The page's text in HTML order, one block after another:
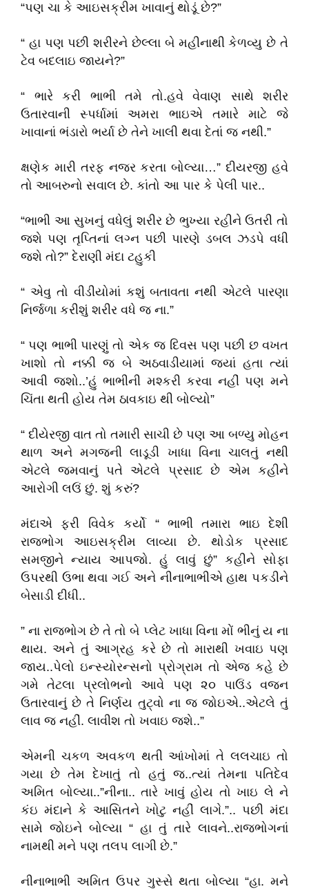
“પણ ચા કે આઇસક્રીમ ખાવાનું થોડૂં છે?”
“ હા પણ પછી શરીરને છેલ્લા બે મહીનાથી કેળવ્યુ છે તે
ટેવ બદલાઇ જાયને?”
“ ભારે કરી ભાભી તમે તો.હવે વેવાણ સાથે શરીર
ઉતારવાની સ્પર્ધામાં અમરા ભાઇએ તમારે માટે જે
ખાવાનાં ભંડારો ભર્યા છે તેને ખાલી થવા દેતાં જ નથી.”
ક્ષણેક મારી તરફ નજર કરતા બોલ્યા…” દીયરજી હવે
તો આબરુનો સવાલ છે. કાંતો આ પાર કે પેલી પાર..
“ભાભી આ સુખનું વધેલું શરીર છે ભુખ્યા રહીને ઉતરી તો
જશે પણ તૃપ્તિનાં લગ્ન પછી પારણે ડબલ ઝડપે વધી
જશે તો?” દેરાણી મંદા ટહુકી
“ એવુ તો વીડીયોમાં કશું બતાવતા નથી એટલે પારણા
નિર્જળા કરીશું શરીર વધે જ ના.”
“ પણ ભાભી પારણું તો એક જ દિવસ પણ પછી છ વખત
ખાશો તો નક્કી જ બે અઠવાડીયામાં જ્યાં હતા ત્યાં
આવી જશો..’હું ભાભીની મશ્કરી કરવા નહીં પણ મને
ચિંતા થતી હોય તેમ ઠાવકાઇ થી બોલ્યો”
“ દીયેરજી વાત તો તમારી સાચી છે પણ આ બળ્યુ મોહન
થાળ અને મગજની લાડૂડી ખાધા વિના ચાલતું નથી
એટલે જમવાનું પતે એટલે પ્રસાદ છે એમ કહીને
આરોગી લઉં છું. શું કરું?
મંદાએ ફરી વિવેક કર્યો “ ભાભી તમારા ભાઇ દેશી
રાજભોગ આઇસક્રીમ લાવ્યા છે. થોડોક પ્રસાદ
સમજીને ન્યાય આપજો. હું લાવું છું” કહીને સોફા
ઉપરથી ઉભા થવા ગઈ અને નીનાભાભીએ હાથ પકડીને
બેસાડી દીધી..
” ના રાજભોગ છે તે તો બે પ્લેટ ખાધા વિના મોં ભીનું ય ના
થાય. અને તું આગ્રહ કરે છે તો મારાથી ખવાઇ પણ
જાય..પેલો ઇન્સ્યોરન્સનો પ્રોગ્રામ તો એજ કહે છે
ગમે તેટલા પ્રલોભનો આવે પણ ૨૦ પાઉંડ વજન
ઉતારવાનું છે તે નિર્ણય તુટ્વો ના જ જોઇએ..એટલે તું
લાવ જ નહીં. લાવીશ તો ખવાઇ જશે..”
એમની ચકળ અવકળ થતી આંખોમાં તે લલચાઇ તો
ગયા છે તેમ દેખાતું તો હતું જ..ત્યાં તેમના પતિદેવ
અમિત બોલ્યા..”નીના.. તારે ખાવું હોય તો ખાઇ લે ને
કંઇ મંદાને કે આસિતને ખોટુ નહીં લાગે.”.. પછી મંદા
સામે જોઇને બોલ્યા “ હા તું તારે લાવને..રાજભોગનાં
નામથી મને પણ તલપ લાગી છે.”
નીનાભાભી અમિત ઉપર ગુસ્સે થતા બોલ્યા “હા. મને